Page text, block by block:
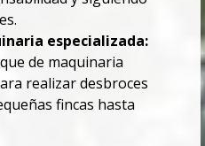
especializada:
de maquinaria
realizar desbroces
fincas hasta